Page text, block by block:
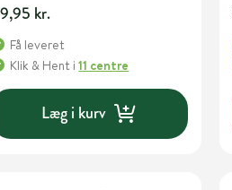
kr.
Få leveret
Klik & Hent i11 centre
Læg i kurv